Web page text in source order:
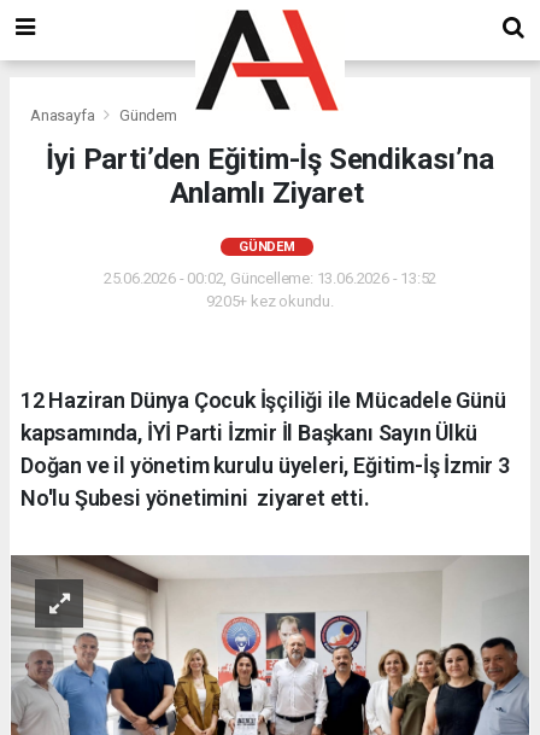
Anasayfa Gündem
İyi Parti’den Eğitim-İş Sendikası’na
Anlamlı Ziyaret
GÜNDEM
25.06.2026 - 00:02, Güncelleme: 13.06.2026 - 13:52
9205+ kez okundu.
12 Haziran Dünya Çocuk İşçiliği ile Mücadele Günü
kapsamında, İYİ Parti İzmir İl Başkanı Sayın Ülkü
Doğan ve il yönetim kurulu üyeleri, Eğitim-İş İzmir 3
No'lu Şubesi yönetimini ziyaret etti.